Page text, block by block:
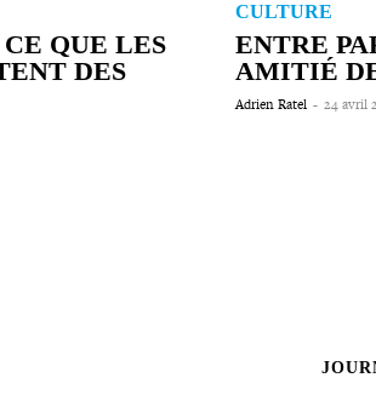
QUE LES
DES
CULTURE
ENTRE
AMITIÉ
Adrien Ratel - 24 avril